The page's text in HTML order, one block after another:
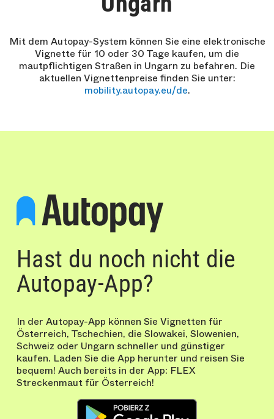
Mit dem Autopay-System können Sie eine elektronische
Vignette für 10 oder 30 Tage kaufen, um die
mautpflichtigen Straßen in Ungarn zu befahren. Die
aktuellen Vignettenpreise finden Sie unter:
mobility.autopay.eu/de.
Hast du noch nicht die
Autopay-App?
In der Autopay-App können Sie Vignetten für
Österreich, Tschechien, die Slowakei, Slowenien,
Schweiz oder Ungarn schneller und günstiger
kaufen. Laden Sie die App herunter und reisen Sie
bequem! Auch bereits in der App: FLEX
Streckenmaut für Österreich!